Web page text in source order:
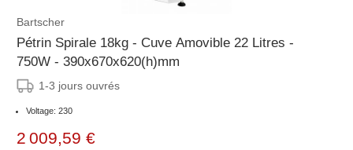
Bartscher
Pétrin Spirale 18kg - Cuve Amovible 22 Litres -
750W - 390x670x620(h)mm
1-3 jours ouvrés
Voltage: 230
2 009,59 €